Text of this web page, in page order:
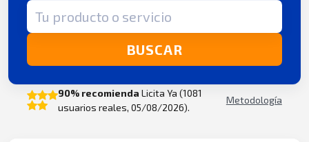
Término de búsqueda
BUSCAR
90% recomienda Licita Ya (1081
usuarios reales, 05/08/2026).
Metodología